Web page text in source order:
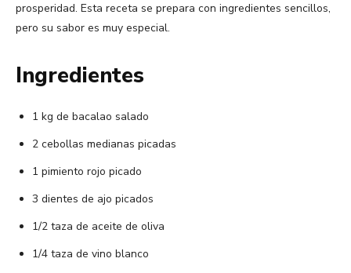
prosperidad. Esta receta se prepara con ingredientes sencillos,
pero su sabor es muy especial.
Ingredientes
1 kg de bacalao salado
2 cebollas medianas picadas
1 pimiento rojo picado
3 dientes de ajo picados
1/2 taza de aceite de oliva
1/4 taza de vino blanco